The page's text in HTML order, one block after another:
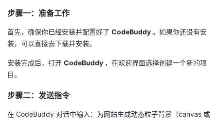
的
课
程
我
的
认
我
的我
技
术
的
云
步骤一：准备工作
首先，确保你已经安装并配置好了 CodeBuddy。如果你还没有安
装，可以直接去下载并安装。
安装完成后，打开 CodeBuddy ，在欢迎界面选择创建一个新的项
目。
步骤二：发送指令
在 CodeBuddy 对话中输入：为网站生成动态粒子背景（canvas 或